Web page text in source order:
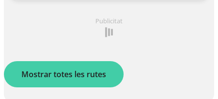
Publicitat
Mostrar totes les rutes